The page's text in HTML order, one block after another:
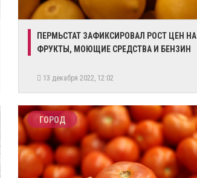
​ПЕРМЬСТАТ ЗАФИКСИРОВАЛ РОСТ ЦЕН НА
ФРУКТЫ, МОЮЩИЕ СРЕДСТВА И БЕНЗИН
13 декабря 2022, 12:02
ГОРОД